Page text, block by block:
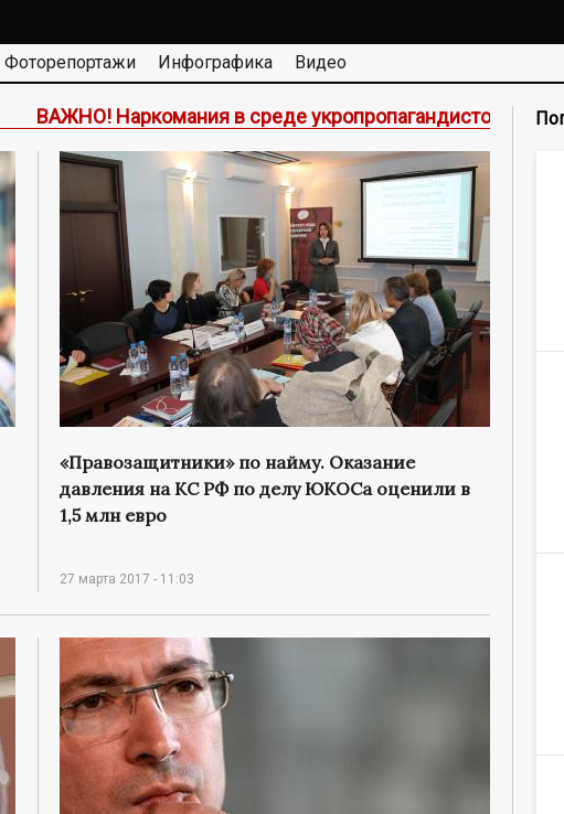
Фоторепортажи Инфографика Видео
в среде укропропагандистов, или Как Киселёв*
«Правозащитники» по найму. Оказание
давления на КС РФ по делу ЮКОСа оценили в
1,5 млн евро
27 марта 2017 - 11:03